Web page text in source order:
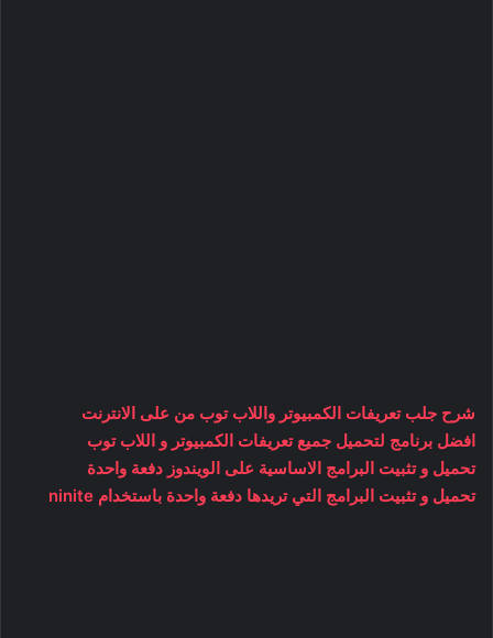
شرح جلب تعريفات الكمبيوتر واللاب توب من على الانترنت
افضل برنامج لتحميل جميع تعريفات الكمبيوتر و اللاب توب
تحميل و تثبيت البرامج الاساسية على الويندوز دفعة واحدة
تحميل و تثبيت البرامج التي تريدها دفعة واحدة باستخدام ninite